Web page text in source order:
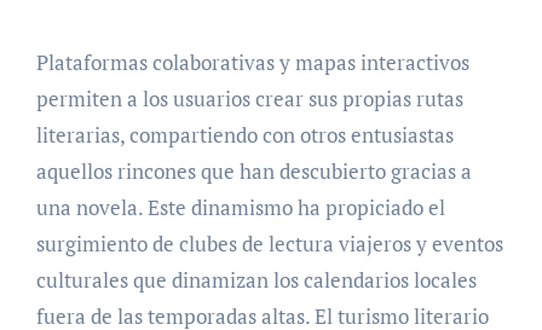
Plataformas colaborativas y mapas interactivos
permiten a los usuarios crear sus propias rutas
literarias, compartiendo con otros entusiastas
aquellos rincones que han descubierto gracias a
una novela. Este dinamismo ha propiciado el
surgimiento de clubes de lectura viajeros y eventos
culturales que dinamizan los calendarios locales
fuera de las temporadas altas. El turismo literario